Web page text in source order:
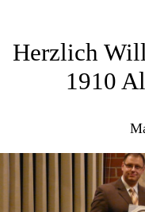
Herzlich
1910